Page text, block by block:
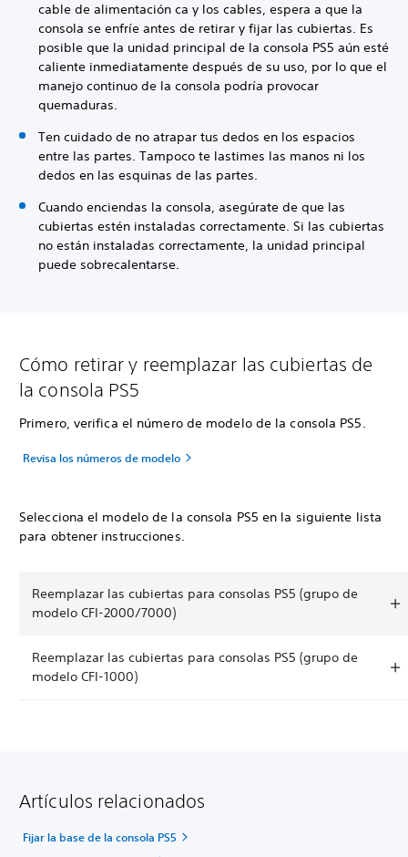
cable de alimentación ca y los cables, espera a que la
consola se enfríe antes de retirar y fijar las cubiertas. Es
posible que la unidad principal de la consola PS5 aún esté
caliente inmediatamente después de su uso, por lo que el
manejo continuo de la consola podría provocar
quemaduras.
Ten cuidado de no atrapar tus dedos en los espacios
entre las partes. Tampoco te lastimes las manos ni los
dedos en las esquinas de las partes.
Cuando enciendas la consola, asegúrate de que las
cubiertas estén instaladas correctamente. Si las cubiertas
no están instaladas correctamente, la unidad principal
puede sobrecalentarse.
Cómo retirar y reemplazar las cubiertas de
la consola PS5
Primero, verifica el número de modelo de la consola PS5.
Revisa los números de modelo
Selecciona el modelo de la consola PS5 en la siguiente lista
para obtener instrucciones.
Reemplazar las cubiertas para consolas PS5 (grupo de
modelo CFI-2000/7000)
Reemplazar las cubiertas para consolas PS5 (grupo de
modelo CFI-1000)
Artículos relacionados
Fijar la base de la consola PS5